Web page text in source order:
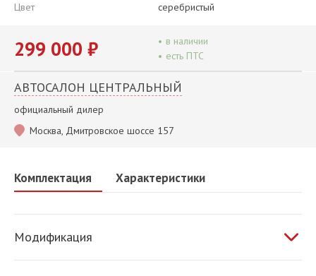
Цвет
серебристый
299 000 ₽ • в наличии
• есть ПТС
АВТОСАЛОН ЦЕНТРАЛЬНЫЙ
официальный дилер
Москва, Дмитровское шоссе 157
Комплектация Характеристики
Модификация